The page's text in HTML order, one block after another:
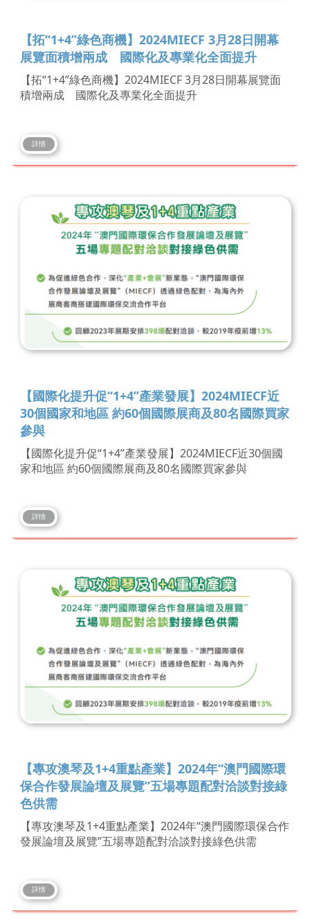
【拓“1+4”綠色商機】2024MIECF 3月28日開幕
展覽面積增兩成 國際化及專業化全面提升
【拓“1+4”綠色商機】2024MIECF 3月28日開幕展覽面
積增兩成 國際化及專業化全面提升
詳情
【國際化提升促“1+4”產業發展】2024MIECF近
30個國家和地區 約60個國際展商及80名國際買家
參與
【國際化提升促“1+4”產業發展】2024MIECF近30個國
家和地區 約60個國際展商及80名國際買家參與
詳情
【專攻澳琴及1+4重點產業】2024年“澳門國際環
保合作發展論壇及展覽”五場專題配對洽談對接綠
色供需
【專攻澳琴及1+4重點產業】2024年“澳門國際環保合作
發展論壇及展覽”五場專題配對洽談對接綠色供需
詳情